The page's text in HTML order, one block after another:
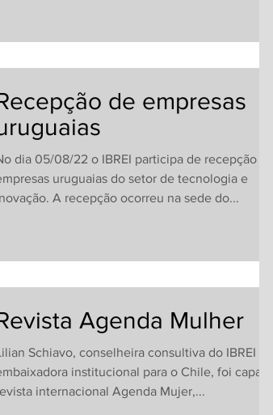
de empresas
dia 05/08/22 o IBREI participa de recepção a
uruguaias do setor de tecnologia e
inovação. A recepção ocorreu na sede do...
Agenda Mulher
Schiavo, conselheira consultiva do IBREI e
institucional para o Chile, foi capa da
internacional Agenda Mujer,...